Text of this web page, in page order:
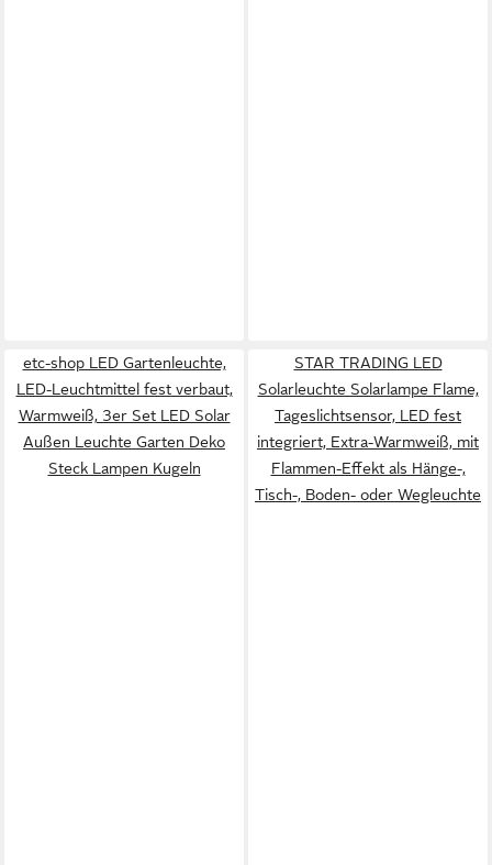
etc-shop LED Gartenleuchte,
LED-Leuchtmittel fest verbaut,
Warmweiß, 3er Set LED Solar
Außen Leuchte Garten Deko
Steck Lampen Kugeln
STAR TRADING LED
Solarleuchte Solarlampe Flame,
Tageslichtsensor, LED fest
integriert, Extra-Warmweiß, mit
Flammen-Effekt als Hänge-,
Tisch-, Boden- oder Wegleuchte